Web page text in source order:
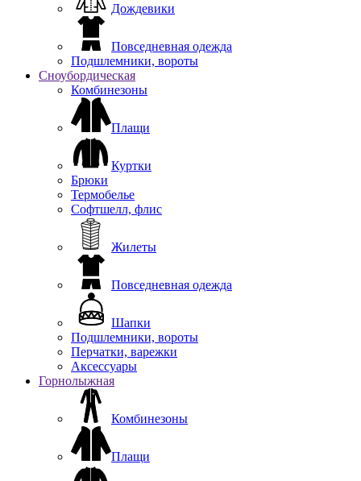
Дождевики
Повседневная одежда
Подшлемники, вороты
Сноубордическая
Комбинезоны
Плащи
Куртки
Брюки
Термобелье
Софтшелл, флис
Жилеты
Повседневная одежда
Шапки
Подшлемники, вороты
Перчатки, варежки
Аксессуары
Горнолыжная
Комбинезоны
Плащи